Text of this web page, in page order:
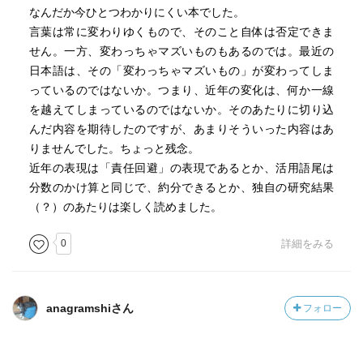
なんだか今ひとつわかりにくい本でした。
言葉は常に変わりゆくもので、そのこと自体は否定できま
せん。一方、変わっちゃマズいものもあるのでは。最近の
日本語は、その「変わっちゃマズいもの」が変わってしま
っているのではないか。つまり、近年の変化は、何か一線
を越えてしまっているのではないか。そのあたりに切り込
んだ内容を期待したのですが、あまりそういった内容はあ
りませんでした。ちょっと残念。
近年の表現は「責任回避」の表現であるとか、活用語尾は
分数のかけ算と同じで、約分できるとか、独自の研究結果
（？）のあたりは楽しく読めました。
0 詳細をみる
anagramshiさん フォロー